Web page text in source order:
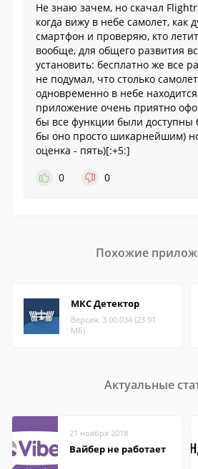
Не знаю зачем, но скачал
когда вижу в небе самолет, как
смартфон и проверяю, кто
вообще, для общего развития
установить: бесплатно же все
не подумал, что столько
одновременно в небе
приложение очень приятно
бы все функции были доступны
бы оно просто шикарнейшим)
оценка - пять)[:+5:]
0
0
Похожие
МКС Детектор
Версия: 3.00.034 (23.91
МБ)
Актуальные
21 ноября 2018
Вайбер не работает